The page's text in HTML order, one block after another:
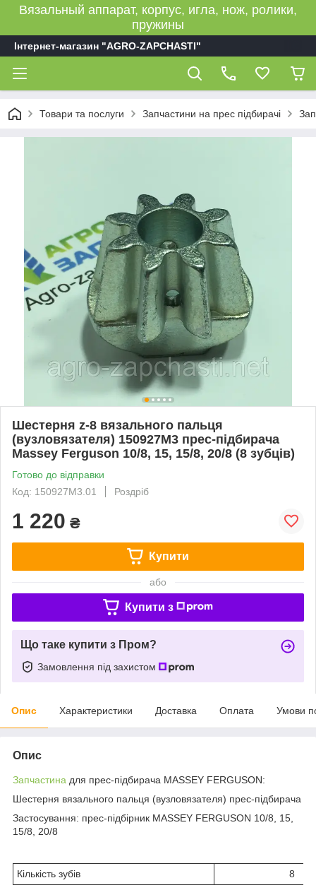
Вязальный аппарат, корпус, игла, нож, ролики,
пружины
Інтернет-магазин "AGRO-ZAPCHASTI"
Товари та послуги Запчастини на прес підбирачі
Шестерня z-8 вязального пальця
(вузловязателя) 150927M3 прес-підбирача
Massey Ferguson 10/8, 15, 15/8, 20/8 (8 зубців)
Готово до відправки
Код: 150927M3.01
Роздріб
1 220 ₴
Купити
або
Купити з
Що таке купити з Пром?
Замовлення під захистом
Опис Характеристики Доставка Оплата Умови
Опис
Запчастина для прес-підбирача MASSEY FERGUSON:
Шестерня вязального пальця (вузловязателя) прес-підбирача
Застосування: прес-підбірник MASSEY FERGUSON 10/8, 15,
15/8, 20/8
Кількість зубів 8